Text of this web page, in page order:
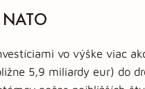
vo výške viac
5,9 miliardy eur) do